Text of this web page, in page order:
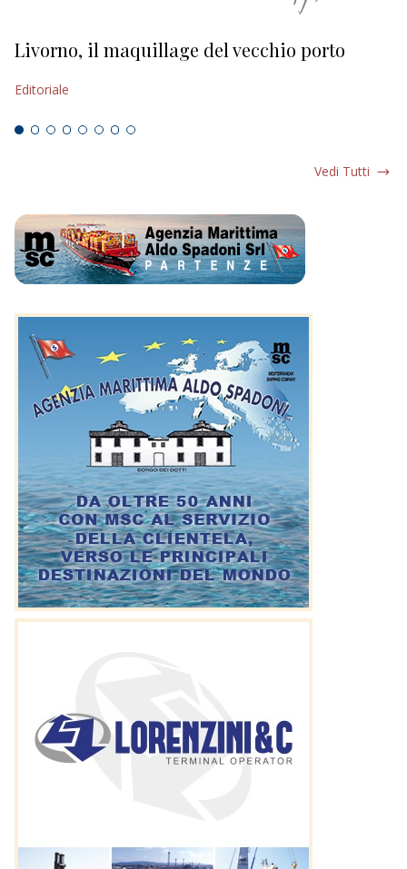
Livorno, il maquillage del vecchio porto
Editoriale
Vedi Tutti